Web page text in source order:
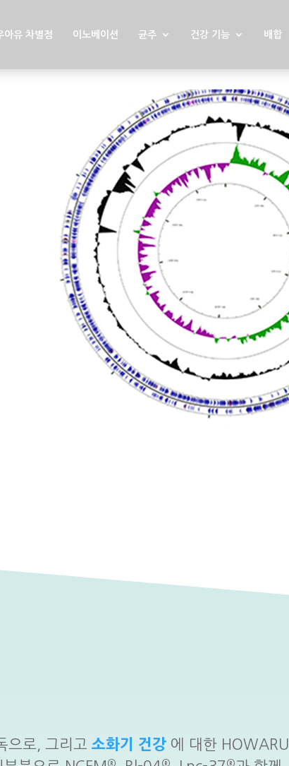
아유 차별점 이노베이션 균주 건강 기능 배합
으로, 그리고 소화기 건강에 대한 HOWARU
® ® ®